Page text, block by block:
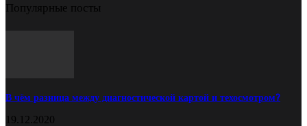
Популярные посты
В чём разница между диагностической картой и техосмотром?
19.12.2020